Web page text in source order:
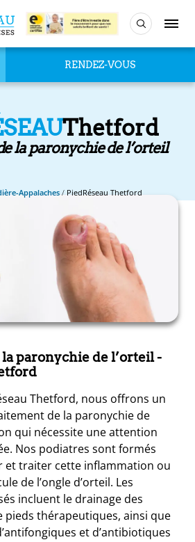
RENDEZ-VOUS
Thetford
la paronychie de l’orteil
Appalaches/PiedRéseau Thetford
paronychie de l’orteil-
Thetford, nous offrons un
de la paronychie de
qui nécessite une attention
Nos podiatres sont formés
et traiter cette inflammation ou
de l’ongle d’orteil. Les
incluent le drainage des
pieds thérapeutiques, ainsi que
et d’antibiotiques